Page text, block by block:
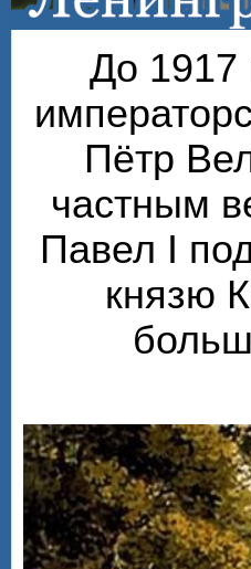
До 1917
Пётр
частным
Павел I
князю